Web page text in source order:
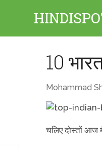
10
Mohammad
चलिए दोस्तों